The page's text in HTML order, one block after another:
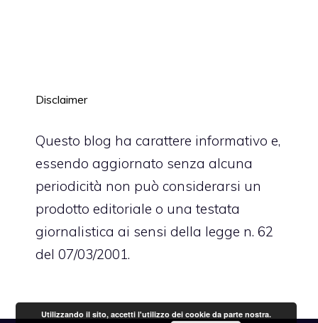
Disclaimer
Questo blog ha carattere informativo e,
essendo aggiornato senza alcuna
periodicità non può considerarsi un
prodotto editoriale o una testata
giornalistica ai sensi della legge n. 62
del 07/03/2001.
Utilizzando il sito, accetti l'utilizzo dei cookie da parte nostra.